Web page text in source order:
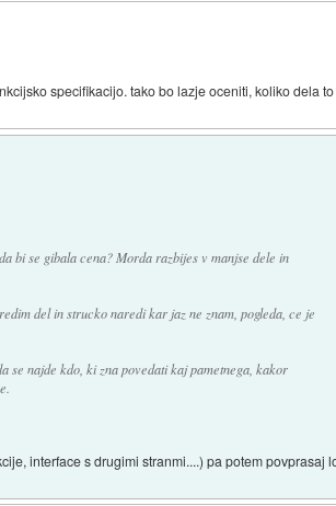
specifikacijo. tako bo lazje oceniti, koliko dela
bi se gibala cena? Morda razbijes v manjse dele in
del in strucko naredi kar jaz ne znam, pogleda, ce je
se najde kdo, ki zna povedati kaj pametnega, kakor
interface s drugimi stranmi....) pa potem povprasaj